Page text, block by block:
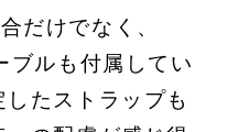
だけでなく、
ブルも付属してい
たストラップも